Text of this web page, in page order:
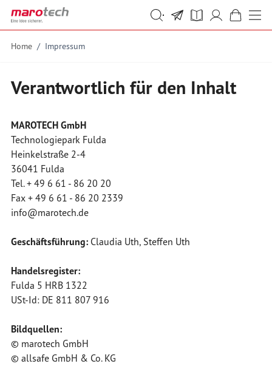
Skip to Content
Suche
Suche
Home / Impressum
Verantwortlich für den Inhalt
MAROTECH GmbH
Technologiepark Fulda
Heinkelstraße 2-4
36041 Fulda
Tel. + 49 6 61 - 86 20 20
Fax + 49 6 61 - 86 20 2339
info@marotech.de
Geschäftsführung:Claudia Uth, Steffen Uth
Handelsregister:
Fulda 5 HRB 1322
USt-Id: DE 811 807 916
Bildquellen:
© marotech GmbH
© allsafe GmbH & Co. KG